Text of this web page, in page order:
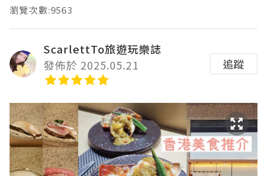
瀏覽次數:9563
ScarlettTo旅遊玩樂誌
發佈於 2025.05.21
追蹤